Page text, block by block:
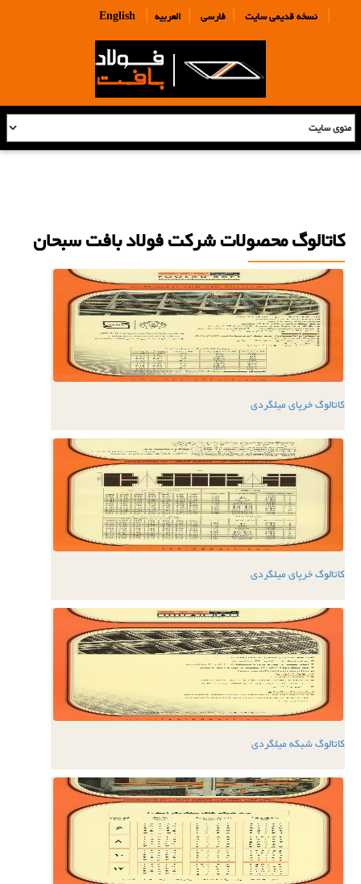
English | نسخه قدیمی سایت| فارسی| العربیه |
کاتالوگ محصولات شرکت فولاد بافت سبحان
کاتالوگ خرپای میلگردی
کاتالوگ خرپای میلگردی
کاتالوگ شبکه میلگردی